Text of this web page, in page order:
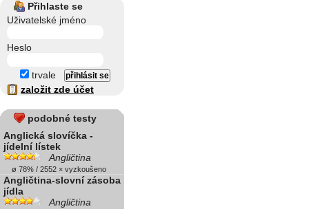
Přihlaste se
Uživatelské jméno
Heslo
trvale
založit zde účet
podobné testy
Anglická slovíčka -
jídelní lístek
Angličtina
ø 78% / 2552 × vyzkoušeno
Angličtina-slovní zásoba
jídla
Angličtina